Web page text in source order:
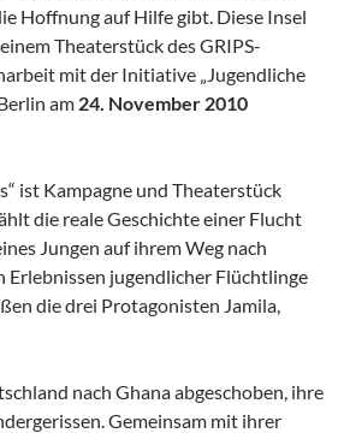
Hoffnung auf Hilfe gibt. Diese Insel
Theaterstück des GRIPS-
mit der Initiative „Jugendliche
am 24. November 2010
ist Kampagne und Theaterstück
die reale Geschichte einer Flucht
Jungen auf ihrem Weg nach
Erlebnissen jugendlicher Flüchtlinge
die drei Protagonisten Jamila,
nach Ghana abgeschoben, ihre
Gemeinsam mit ihrer